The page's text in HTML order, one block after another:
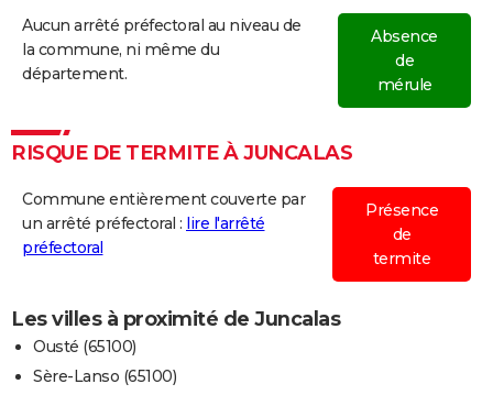
Aucun arrêté préfectoral au niveau de
la commune, ni même du
département.
Absence
de
mérule
RISQUE DE TERMITE À JUNCALAS
Commune entièrement couverte par
un arrêté préfectoral : lire l'arrêté
préfectoral
Présence
de
termite
Les villes à proximité de Juncalas
Ousté (65100)
Sère-Lanso (65100)